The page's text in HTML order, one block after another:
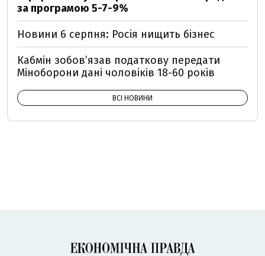
за програмою 5-7-9%
Новини 6 серпня: Росія нищить бізнес
Кабмін зобовʼязав податкову передати
Міноборони дані чоловіків 18-60 років
ВСІ НОВИНИ